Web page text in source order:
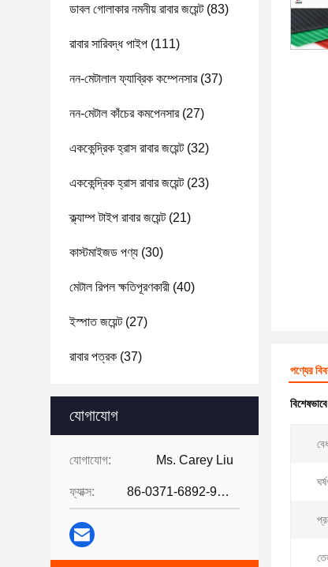
ডাবল গোলাকার নমনীয় রাবার জয়েন্ট(83)
রাবার সারিবদ্ধ পাইপ (111)
নন-মেটালাল ফ্যাব্রিক কম্পেনসার(37)
নন-মেটাল কাঁচের কমপেনসার(27)
এককেন্দ্রিক হ্রাস রাবার জয়েন্ট(32)
এককেন্দ্রিক হ্রাস রাবার জয়েন্ট(23)
ক্ল্যাম্প টাইপ রাবার জয়েন্ট(21)
কাস্টমাইজড পণ্য (30)
মেটাল রিপল ক্ষতিপূরণকারী (40)
ইস্পাত জয়েন্ট(27)
রাবার পত্রক (37)
যোগাযোগ
যোগাযোগ: Ms. Carey Liu
ফ্যাক্স: 86-0371-6892-9024
পণ্যের